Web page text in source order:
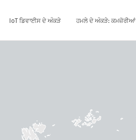
IoT ਡਿਵਾਈਸ ਦੇ ਅੰਕੜੇ ਹਮਲੇ ਦੇ ਅੰਕੜੇ: ਕਮਜ਼ੋਰੀਆਂ